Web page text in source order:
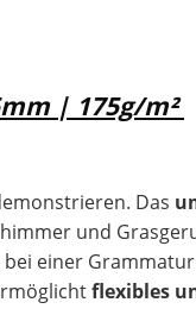
| 175g/m²
Das
und
einer
flexibles